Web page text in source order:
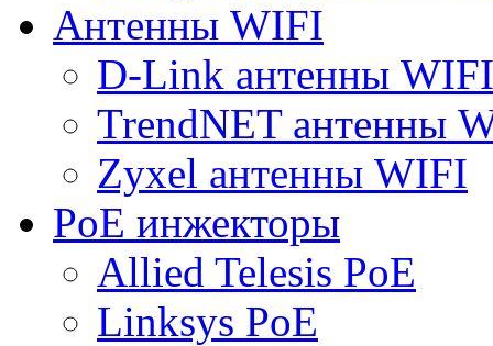
Антенны WIFI
D-Link антенны WIFI
TrendNET антенны
Zyxel антенны WIFI
PoE инжекторы
Allied Telesis PoE
Linksys PoE